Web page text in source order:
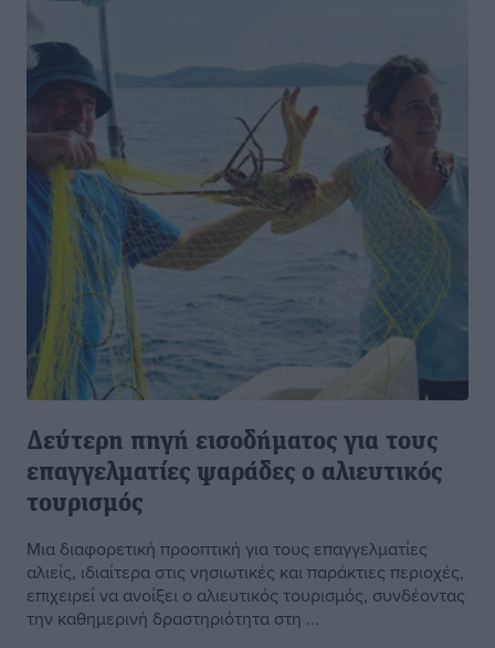
Δεύτερη πηγή εισοδήματος για τους
επαγγελματίες ψαράδες ο αλιευτικός
τουρισμός
Μια διαφορετική προοπτική για τους επαγγελματίες
αλιείς, ιδιαίτερα στις νησιωτικές και παράκτιες περιοχές,
επιχειρεί να ανοίξει ο αλιευτικός τουρισμός, συνδέοντας
την καθημερινή δραστηριότητα στη ...